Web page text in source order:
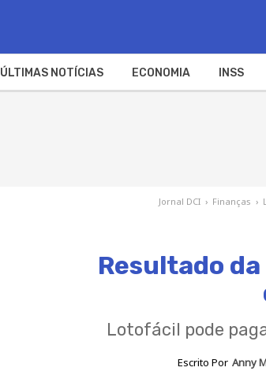
ÚLTIMAS NOTÍCIAS ECONOMIA INSS
Jornal DCI › Finanças ›
Resultado
Lotofácil pode
Escrito Por Anny